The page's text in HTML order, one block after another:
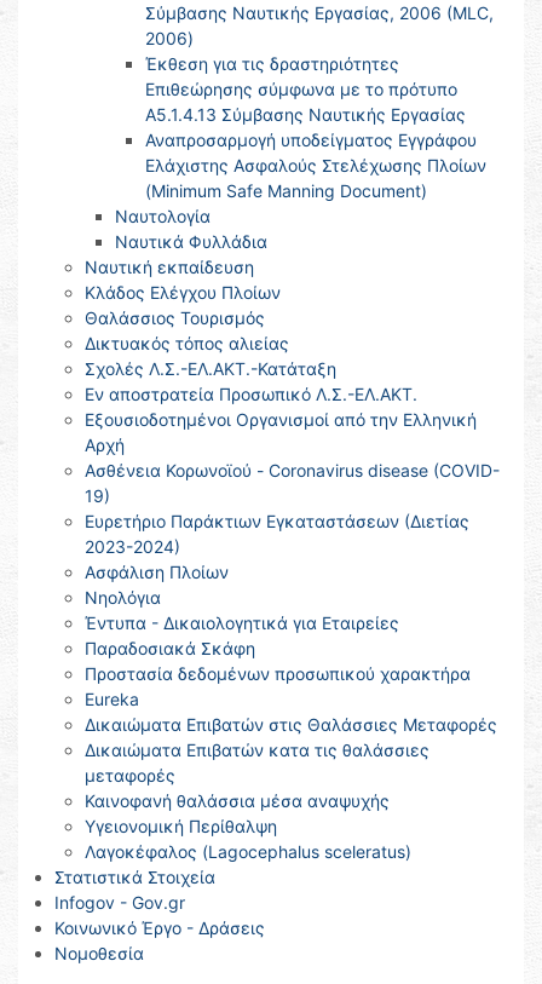
Σύμβασης Ναυτικής Εργασίας, 2006 (MLC,
2006)
Έκθεση για τις δραστηριότητες
Επιθεώρησης σύμφωνα με το πρότυπο
Α5.1.4.13 Σύμβασης Ναυτικής Εργασίας
Αναπροσαρμογή υποδείγματος Εγγράφου
Ελάχιστης Ασφαλούς Στελέχωσης Πλοίων
(Minimum Safe Manning Document)
Ναυτολογία
Ναυτικά Φυλλάδια
Ναυτική εκπαίδευση
Κλάδος Ελέγχου Πλοίων
Θαλάσσιος Τουρισμός
Δικτυακός τόπος αλιείας
Σχολές Λ.Σ.-ΕΛ.ΑΚΤ.-Κατάταξη
Εν αποστρατεία Προσωπικό Λ.Σ.-ΕΛ.ΑΚΤ.
Εξουσιοδοτημένοι Οργανισμοί από την Ελληνική
Αρχή
Ασθένεια Κορωνοϊού - Coronavirus disease (COVID-
19)
Ευρετήριο Παράκτιων Εγκαταστάσεων (Διετίας
2023-2024)
Ασφάλιση Πλοίων
Νηολόγια
Έντυπα - Δικαιολογητικά για Εταιρείες
Παραδοσιακά Σκάφη
Προστασία δεδομένων προσωπικού χαρακτήρα
Eureka
Δικαιώματα Επιβατών στις Θαλάσσιες Μεταφορές
Δικαιώματα Επιβατών κατα τις θαλάσσιες
μεταφορές
Καινοφανή θαλάσσια μέσα αναψυχής
Υγειονομική Περίθαλψη
Λαγοκέφαλος (Lagocephalus sceleratus)
Στατιστικά Στοιχεία
Infogov - Gov.gr
Κοινωνικό Έργο - Δράσεις
Νομοθεσία